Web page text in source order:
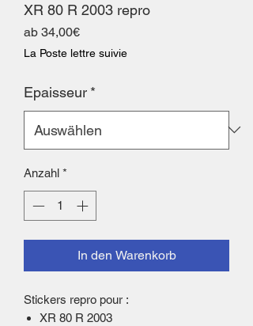
XR 80 R 2003 repro
ab 34,00€Sale-
Preis
La Poste lettre suivie
Epaisseur *
Anzahl *
In den Warenkorb
Stickers repro pour :
XR 80 R 2003